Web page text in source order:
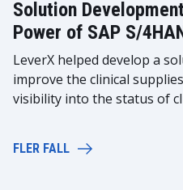
Solution
Power of SAP S/
LeverX helped develop a
improve the clinical
visibility into the status of
FLER FALL